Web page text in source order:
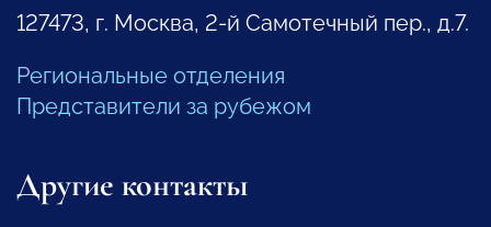
127473, г. Москва, 2-й Самотечный пер., д.7.
Региональные отделения
Представители за рубежом
Другие контакты